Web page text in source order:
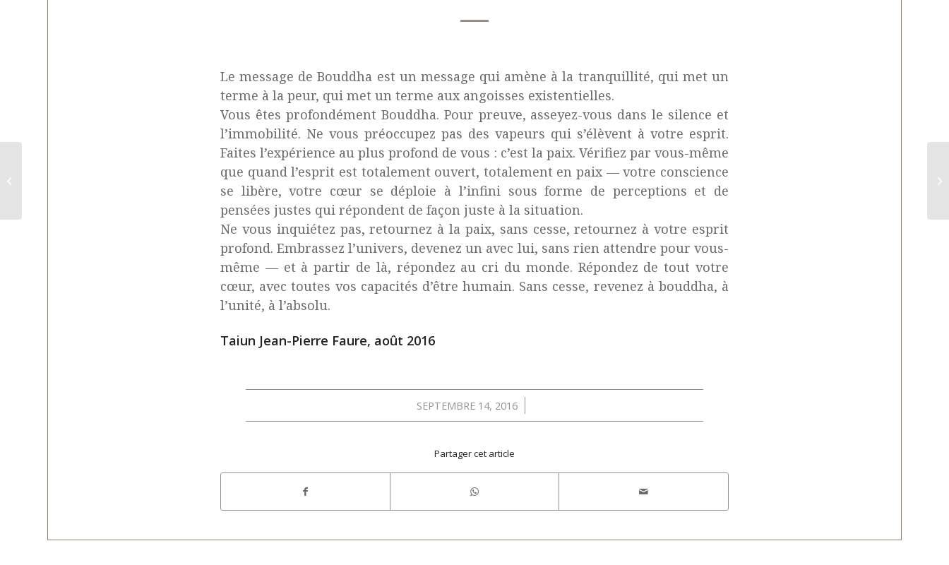
Le message de Bouddha est un message qui amène à la tranquillité, qui met un
terme à la peur, qui met un terme aux angoisses existentielles.
Vous êtes profondément Bouddha. Pour preuve, asseyez-vous dans le silence et
l’immobilité. Ne vous préoccupez pas des vapeurs qui s’élèvent à votre esprit.
Faites l’expérience au plus profond de vous : c’est la paix. Vérifiez par vous-même
que quand l’esprit est totalement ouvert, totalement en paix — votre conscience
se libère, votre cœur se déploie à l’infini sous forme de perceptions et de
pensées justes qui répondent de façon juste à la situation.
Ne vous inquiétez pas, retournez à la paix, sans cesse, retournez à votre esprit
profond. Embrassez l’univers, devenez un avec lui, sans rien attendre pour vous-
même — et à partir de là, répondez au cri du monde. Répondez de tout votre
cœur, avec toutes vos capacités d’être humain. Sans cesse, revenez à bouddha, à
l’unité, à l’absolu.
Taiun Jean-Pierre Faure, août 2016
SEPTEMBRE 14, 2016
/
Partager cet article